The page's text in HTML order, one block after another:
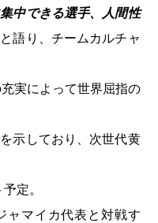
中できる選手、人間性
と語り、チームカルチャ
実によって世界屈指の
示しており、次世代黄
定。
ャマイカ代表と対戦す